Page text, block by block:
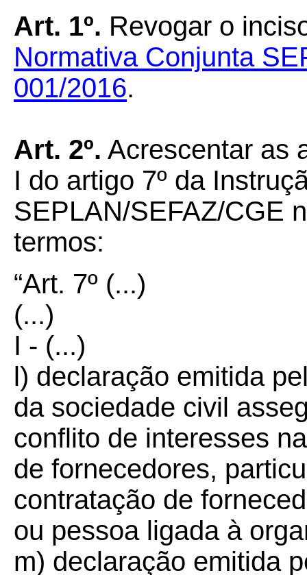
Art. 1º. Revogar o
Normativa Conjunta
001/2016.
Art. 2º. Acrescentar as
I do artigo 7º da
SEPLAN/SEFAZ/CGE
termos:
“Art. 7º (...)
(...)
I - (...)
l) declaração emitida
da sociedade civil
conflito de interesses
de fornecedores,
contratação de
ou pessoa ligada à
m) declaração emitida